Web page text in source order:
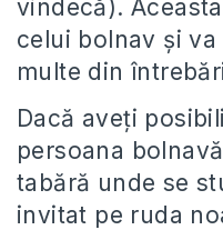
vindecă).
celui bolnav și
multe din
Dacă aveți
persoana
tabără unde se
invitat pe ruda